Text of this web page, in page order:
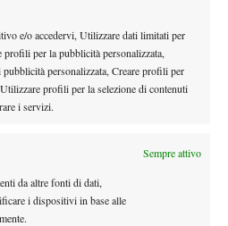
e/o accedervi, Utilizzare dati limitati per
profili per la pubblicità personalizzata,
personalizzata, Creare profili per
profili per la selezione di contenuti
i servizi.
Sempre attivo
da altre fonti di dati,
i dispositivi in base alle
che ha cercato di
in cuisarebbe stato il primo
(2010) a vincere tutti e tre i
Roland Garros nella stessa